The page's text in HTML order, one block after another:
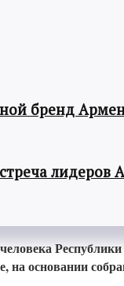
бренд
лидеров
на основании